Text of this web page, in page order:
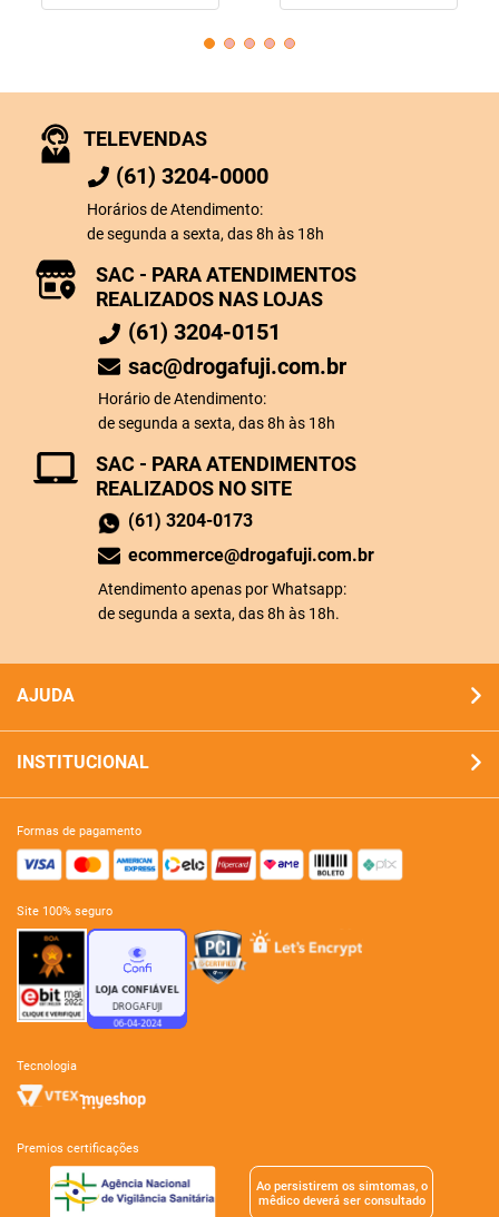
TELEVENDAS
(61) 3204-0000
Horários de Atendimento:
de segunda a sexta, das 8h às 18h
SAC - PARA ATENDIMENTOS
REALIZADOS NO SITE
(61) 3204-0173
ecommerce@drogafuji.com.br
Atendimento apenas por Whatsapp:
de segunda a sexta, das 8h às 18h.
SAC - PARA ATENDIMENTOS
REALIZADOS NAS LOJAS
(61) 3204-0151
sac@drogafuji.com.br
Horário de Atendimento:
de segunda a sexta, das 8h às 18h
AJUDA
INSTITUCIONAL
formas de pagamento
site 100% seguro
tecnologia
premios certificações
Ao persistirem os simtomas, o
mêdico deverá ser consultado